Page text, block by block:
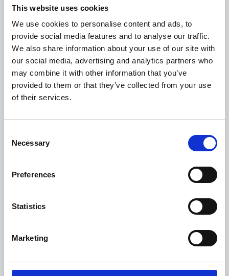
This website uses cookies
We use cookies to personalise content and ads, to
provide social media features and to analyse our traffic.
We also share information about your use of our site with
our social media, advertising and analytics partners who
may combine it with other information that you’ve
provided to them or that they’ve collected from your use
of their services.
Selection
Necessary
Preferences
Statistics
Marketing
PIERALLI ANDREAS
Detaily
Detaily